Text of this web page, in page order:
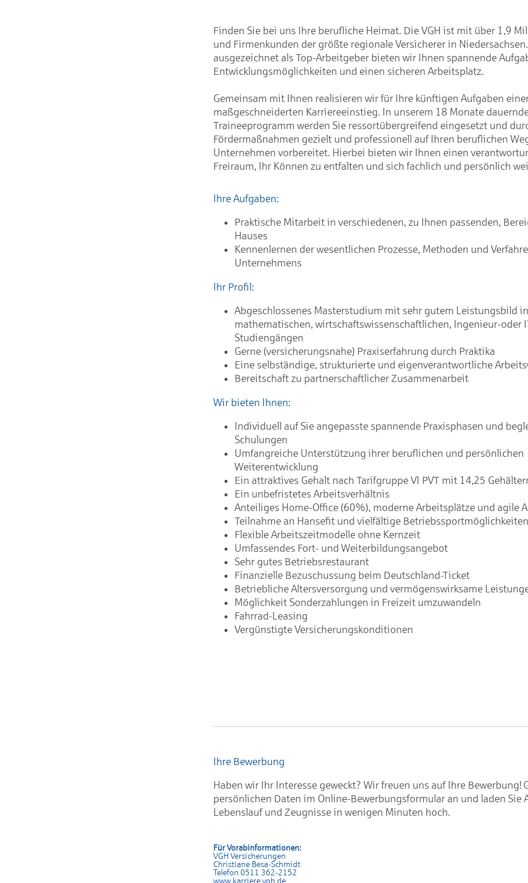
Finden Sie bei uns Ihre berufliche Heimat. Die VGH ist mit über 1,9
und Firmenkunden der größte regionale Versicherer in
ausgezeichnet als Top-Arbeitgeber bieten wir Ihnen spannende
Entwicklungsmöglichkeiten und einen sicheren Arbeitsplatz.
Gemeinsam mit Ihnen realisieren wir für Ihre künftigen Aufgaben
maßgeschneiderten Karriereeinstieg. In unserem 18 Monate
Traineeprogramm werden Sie ressortübergreifend eingesetzt und
Fördermaßnahmen gezielt und professionell auf Ihren beruflichen
Unternehmen vorbereitet. Hierbei bieten wir Ihnen einen
Freiraum, Ihr Können zu entfalten und sich fachlich und persönlich
Ihre Aufgaben:
Praktische Mitarbeit in verschiedenen, zu Ihnen passenden,
Hauses
Kennenlernen der wesentlichen Prozesse, Methoden und
Unternehmens
Ihr Profil:
Abgeschlossenes Masterstudium mit sehr gutem Leistungsbild
mathematischen, wirtschaftswissenschaftlichen, Ingenieur-oder
Studiengängen
Gerne (versicherungsnahe) Praxiserfahrung durch Praktika
Eine selbständige, strukturierte und eigenverantwortliche
Bereitschaft zu partnerschaftlicher Zusammenarbeit
Wir bieten Ihnen:
Individuell auf Sie angepasste spannende Praxisphasen und
Schulungen
Umfangreiche Unterstützung ihrer beruflichen und persönlichen
Weiterentwicklung
Ein attraktives Gehalt nach Tarifgruppe VI PVT mit 14,25
Ein unbefristetes Arbeitsverhältnis
Anteiliges Home-Office (60%), moderne Arbeitsplätze und agile
Teilnahme an Hansefit und vielfältige Betriebssportmöglichkeiten
Flexible Arbeitszeitmodelle ohne Kernzeit
Umfassendes Fort- und Weiterbildungsangebot
Sehr gutes Betriebsrestaurant
Finanzielle Bezuschussung beim Deutschland-Ticket
Betriebliche Altersversorgung und vermögenswirksame
Möglichkeit Sonderzahlungen in Freizeit umzuwandeln
Fahrrad-Leasing
Vergünstigte Versicherungskonditionen
Ihre Bewerbung
Haben wir Ihr Interesse geweckt? Wir freuen uns auf Ihre Bewerbung!
persönlichen Daten im Online-Bewerbungsformular an und laden Sie
Lebenslauf und Zeugnisse in wenigen Minuten hoch.
Für Vorabinformationen:
VGH Versicherungen
Christiane Besa-Schmidt
Telefon 0511 362-2152
www.karriere.vgh.de